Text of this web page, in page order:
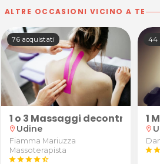
ALTRE OCCASIONI VICINO A TE
76 acquistati
1 o 3 Massaggi
location_on Udine
Fiamma Mariuzza
Massoterapista
starstarstarstarstar_half
44
1
location_on
starstar